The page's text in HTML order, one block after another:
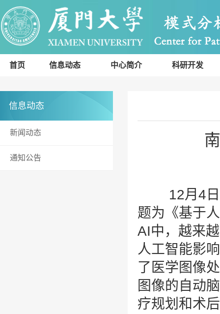
首页 信息动态 中心简介 科研开发
信息动态
新闻动态
通知公告
12月4日，
题为《基于
AI中，越来
人工智能影
了医学图像
图像的自动
疗规划和术